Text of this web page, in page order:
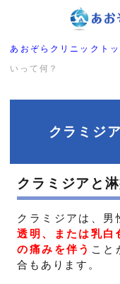
あおぞらクリニックト
いって何？
クラミジ
クラミジアと
クラミジアは、男
透明、または乳白
の痛みを伴う こと
合もあります。